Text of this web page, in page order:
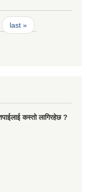
last »
कस्तो लागिरहेछ ?